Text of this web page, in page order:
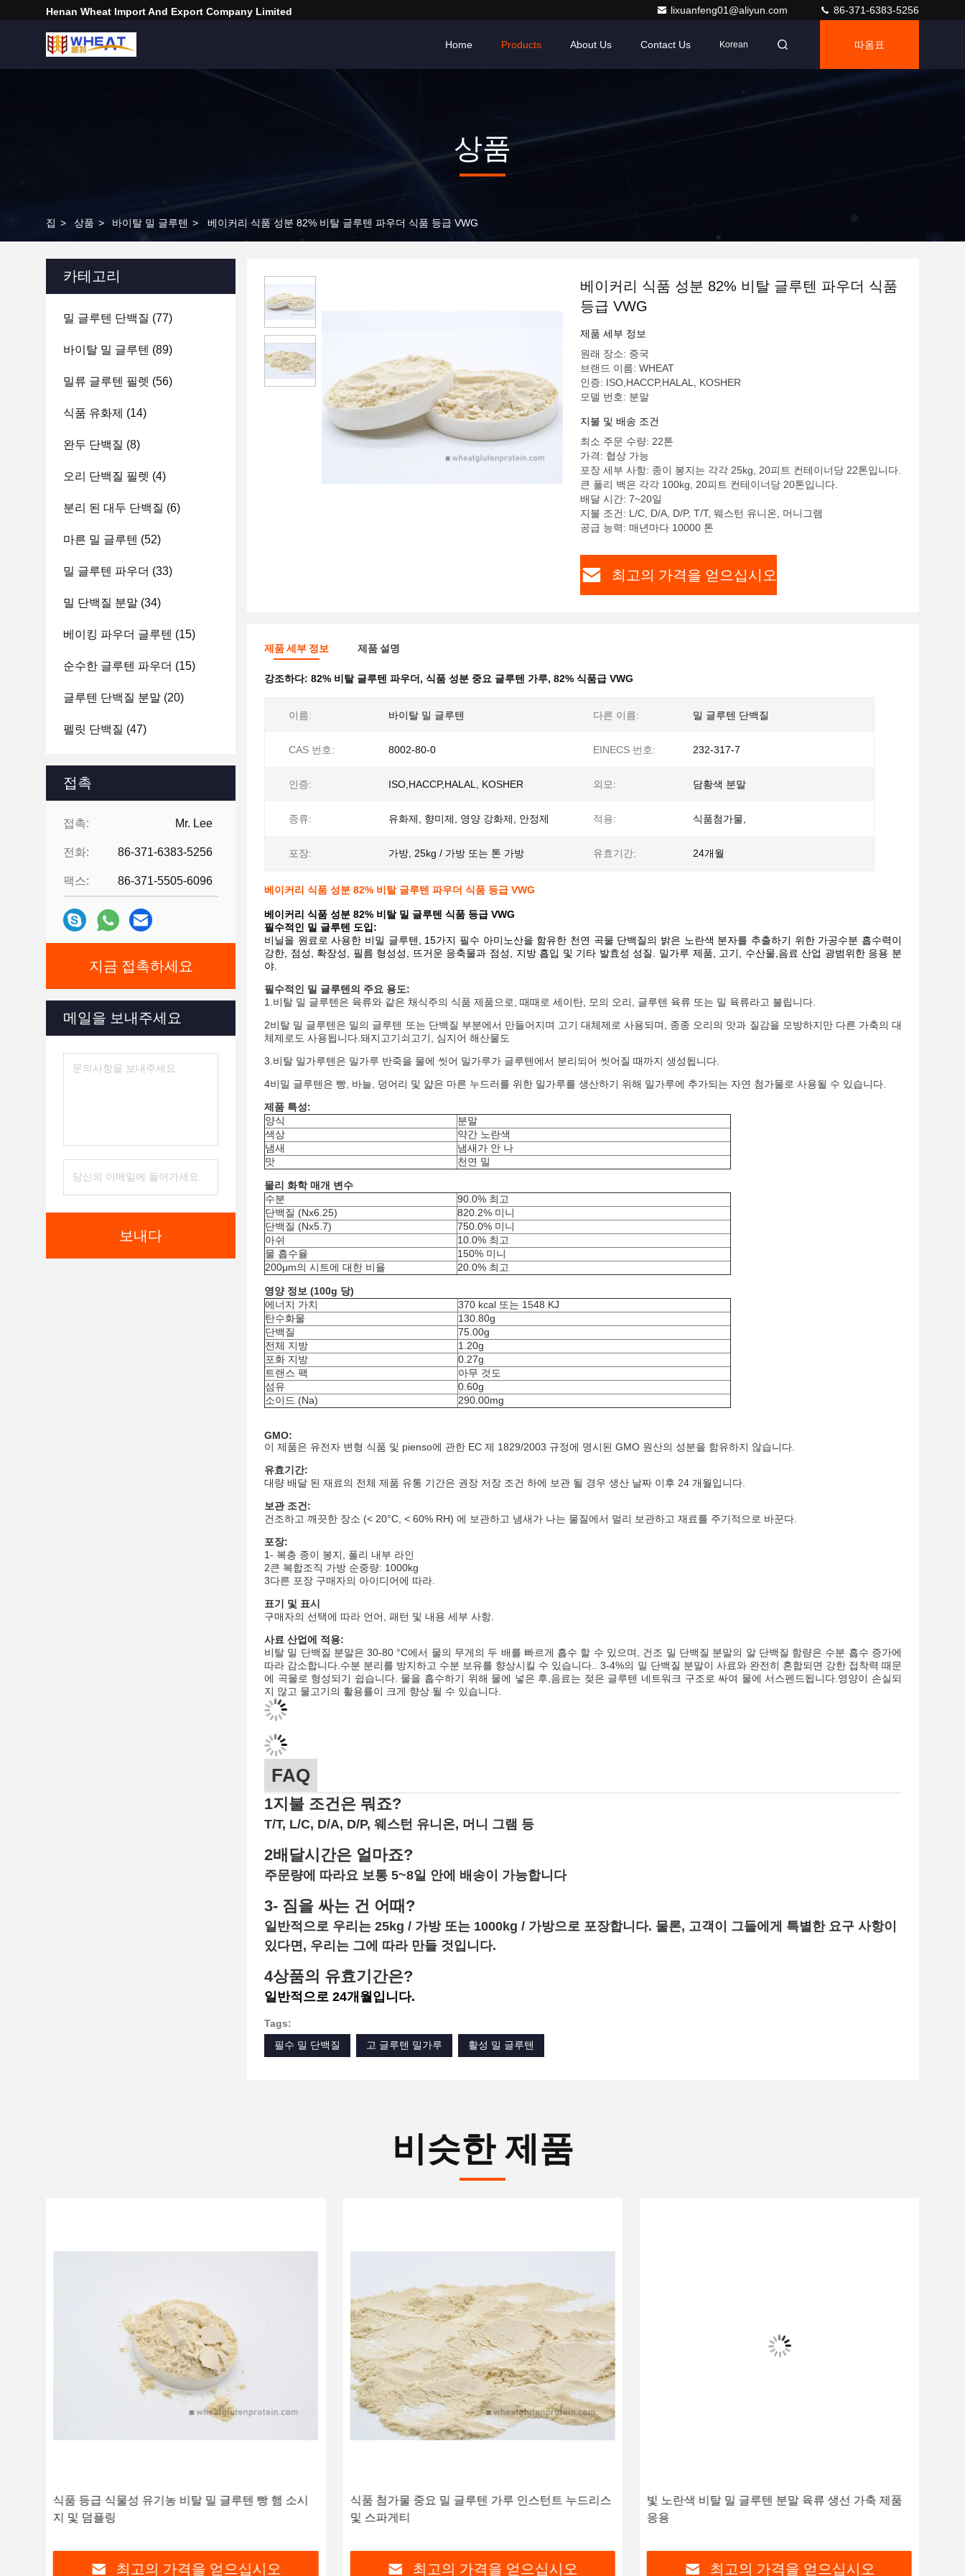
Henan Wheat Import And Export Company Limited lixuanfeng01@aliyun.com 86-371-6383-5256
Home Products About Us Contact Us Korean 따옴표
상품
집 > 상품 > 바이탈 밀 글루텐 > 베이커리 식품 성분 82% 비탈 글루텐 파우더 식품 등급 VWG
카테고리
밀 글루텐 단백질 (77)
바이탈 밀 글루텐 (89)
밀류 글루텐 필렛 (56)
식품 유화제 (14)
완두 단백질 (8)
오리 단백질 필렛 (4)
분리 된 대두 단백질 (6)
마른 밀 글루텐 (52)
밀 글루텐 파우더 (33)
밀 단백질 분말 (34)
베이킹 파우더 글루텐 (15)
순수한 글루텐 파우더 (15)
글루텐 단백질 분말 (20)
펠릿 단백질 (47)
접촉
접촉: Mr. Lee
전화: 86-371-6383-5256
팩스: 86-371-5505-6096
지금 접촉하세요
메일을 보내주세요
보내다
베이커리 식품 성분 82% 비탈 글루텐 파우더 식품
등급 VWG
제품 세부 정보
원래 장소: 중국
브랜드 이름: WHEAT
인증: ISO,HACCP,HALAL, KOSHER
모델 번호: 분말
지불 및 배송 조건
최소 주문 수량: 22톤
가격: 협상 가능
포장 세부 사항: 종이 봉지는 각각 25kg, 20피트 컨테이너당 22톤입니다.
큰 폴리 백은 각각 100kg, 20피트 컨테이너당 20톤입니다.
배달 시간: 7~20일
지불 조건: L/C, D/A, D/P, T/T, 웨스턴 유니온, 머니그램
공급 능력: 매년마다 10000 톤
최고의 가격을 얻으십시오
제품 세부 정보 제품 설명
강조하다: 82% 비탈 글루텐 파우더 , 식품 성분 중요 글루텐 가루, 82% 식품급 VWG
이름: 바이탈 밀 글루텐 다른 이름: 밀 글루텐 단백질
CAS 번호: 8002-80-0 EINECS 번호: 232-317-7
인증: ISO,HACCP,HALAL, KOSHER 외모: 담황색 분말
종류: 유화제, 향미제, 영양 강화제, 안정제 적용: 식품첨가물,
포장: 가방, 25kg / 가방 또는 톤 가방 유효기간: 24개월
베이커리 식품 성분 82% 비탈 글루텐 파우더 식품 등급 VWG
베이커리 식품 성분 82% 비탈 밀 글루텐 식품 등급 VWG
필수적인 밀 글루텐 도입:
비닐을 원료로 사용한 비밀 글루텐, 15가지 필수 아미노산을 함유한 천연 곡물 단백질의 밝은 노란색 분자를 추출하기 위한 가공수분 흡수력이
강한, 점성, 확장성, 필름 형성성, 뜨거운 응축물과 점성, 지방 흡입 및 기타 발효성 성질. 밀가루 제품, 고기, 수산물,음료 산업 광범위한 응용 분
야.
필수적인 밀 글루텐의 주요 용도:
1.비탈 밀 글루텐은 육류와 같은 채식주의 식품 제품으로, 때때로 세이탄, 모의 오리, 글루텐 육류 또는 밀 육류라고 불립니다.
2비탈 밀 글루텐은 밀의 글루텐 또는 단백질 부분에서 만들어지며 고기 대체제로 사용되며, 종종 오리의 맛과 질감을 모방하지만 다른 가축의 대
체제로도 사용됩니다.돼지고기쇠고기, 심지어 해산물도
3.비탈 밀가루텐은 밀가루 반죽을 물에 씻어 밀가루가 글루텐에서 분리되어 씻어질 때까지 생성됩니다.
4비밀 글루텐은 빵, 바늘, 덩어리 및 얇은 마른 누드러를 위한 밀가루를 생산하기 위해 밀가루에 추가되는 자연 첨가물로 사용될 수 있습니다.
제품 특성:
양식
분말
색상
약간 노란색
냄새
냄새가 안 나
맛
천연 밀
물리 화학 매개 변수
수분
90.0% 최고
단백질 (Nx6.25)
820.2% 미니
단백질 (Nx5.7)
750.0% 미니
아쉬
10.0% 최고
물 흡수율
150% 미니
200μm의 시트에 대한 비율
20.0% 최고
영양 정보 (100g 당)
에너지 가치
370 kcal 또는 1548 KJ
탄수화물
130.80g
단백질
75.00g
전체 지방
1.20g
포화 지방
0.27g
트랜스 팩
아무 것도
섬유
0.60g
소이드 (Na)
290.00mg
GMO:
이 제품은 유전자 변형 식품 및 pienso에 관한 EC 제 1829/2003 규정에 명시된 GMO 원산의 성분을 함유하지 않습니다.
유효기간:
대량 배달 된 재료의 전체 제품 유통 기간은 권장 저장 조건 하에 보관 될 경우 생산 날짜 이후 24 개월입니다.
보관 조건:
건조하고 깨끗한 장소 (< 20°C, < 60% RH) 에 보관하고 냄새가 나는 물질에서 멀리 보관하고 재료를 주기적으로 바꾼다.
포장:
1- 복층 종이 봉지, 폴리 내부 라인
2큰 복합조직 가방 순중량: 1000kg
3다른 포장 구매자의 아이디어에 따라.
표기 및 표시
구매자의 선택에 따라 언어, 패턴 및 내용 세부 사항.
사료 산업에 적용:
비탈 밀 단백질 분말은 30-80 °C에서 물의 무게의 두 배를 빠르게 흡수 할 수 있으며, 건조 밀 단백질 분말의 알 단백질 함량은 수분 흡수 증가에
따라 감소합니다.수분 분리를 방지하고 수분 보유를 향상시킬 수 있습니다.. 3-4%의 밀 단백질 분말이 사료와 완전히 혼합되면 강한 접착력 때문
에 곡물로 형성되기 쉽습니다. 물을 흡수하기 위해 물에 넣은 후,음료는 젖은 글루텐 네트워크 구조로 싸여 물에 서스펜드됩니다.영양이 손실되
지 않고 물고기의 활용률이 크게 향상 될 수 있습니다.
FAQ
1지불 조건은 뭐죠?
T/T, L/C, D/A, D/P, 웨스턴 유니온, 머니 그램 등
2배달시간은 얼마죠?
주문량에 따라요 보통 5~8일 안에 배송이 가능합니다
3- 짐을 싸는 건 어때?
일반적으로 우리는 25kg / 가방 또는 1000kg / 가방으로 포장합니다. 물론, 고객이 그들에게 특별한 요구 사항이
있다면, 우리는 그에 따라 만들 것입니다.
4상품의 유효기간은?
일반적으로 24개월입니다.
Tags:
필수 밀 단백질
고 글루텐 밀가루 활성 밀 글루텐
비슷한 제품
식품 등급 식물성 유기농 비탈 밀 글루텐 빵 햄 소시
지 및 덤플링
최고의 가격을 얻으십시오
식품 첨가물 중요 밀 글루텐 가루 인스턴트 누드리스
및 스파게티
최고의 가격을 얻으십시오
빛 노란색 비탈 밀 글루텐 분말 육류 생선 가축 제품
응용
최고의 가격을 얻으십시오